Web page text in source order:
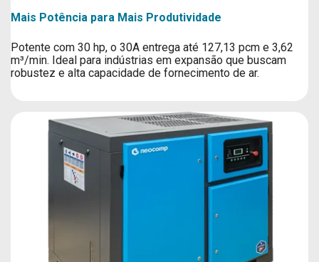
Mais Potência para Mais Produtividade
Potente com 30 hp, o 30A entrega até 127,13 pcm e 3,62
m³/min. Ideal para indústrias em expansão que buscam
robustez e alta capacidade de fornecimento de ar.